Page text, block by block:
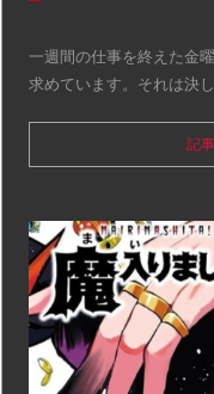
一週間の仕事を終えた金
求めています。それは決
記